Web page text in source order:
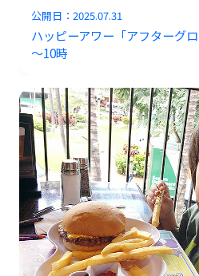
公開日：2025.07.31
ハッピーアワー「アフターグ
～10時